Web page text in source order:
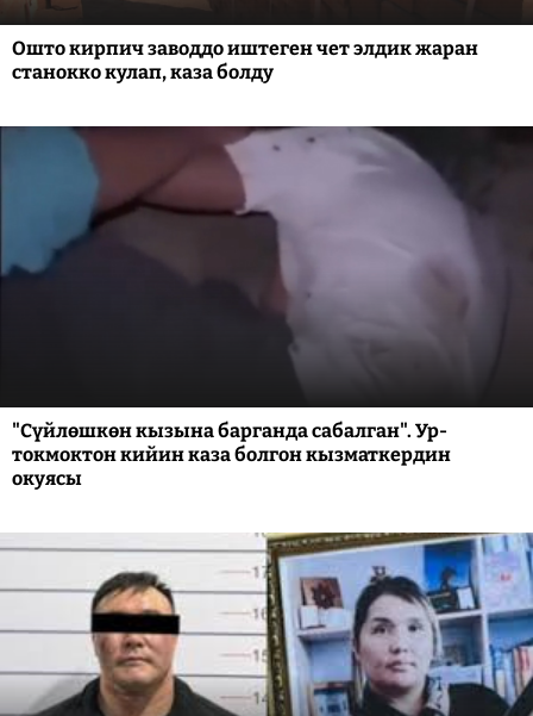
Ошто кирпич заводдо иштеген чет элдик жаран
станокко кулап, каза болду
"Сүйлөшкөн кызына барганда сабалган". Ур-
токмоктон кийин каза болгон кызматкердин
окуясы